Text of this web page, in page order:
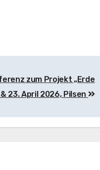
zum Projekt „Erde
23. April 2026, Pilsen